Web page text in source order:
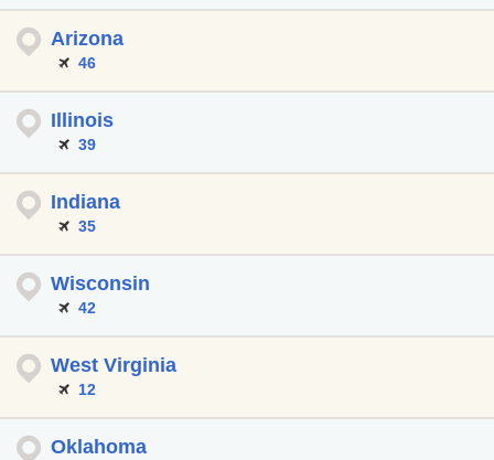
Arizona
46
Illinois
39
Indiana
35
Wisconsin
42
West Virginia
12
Oklahoma